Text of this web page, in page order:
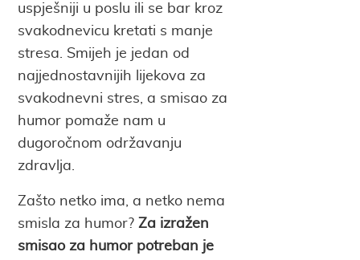
uspješniji u poslu ili se bar kroz
svakodnevicu kretati s manje
stresa. Smijeh je jedan od
najjednostavnijih lijekova za
svakodnevni stres, a smisao za
humor pomaže nam u
dugoročnom održavanju
zdravlja.
Zašto netko ima, a netko nema
smisla za humor?Za izražen
smisao za humor potreban je